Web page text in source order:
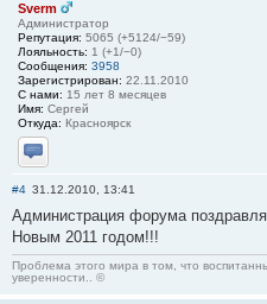
Sverm
Администратор
Репутация: 5065 (+5124/−59)
Лояльность: 1 (+1/−0)
Сообщения: 3958
Зарегистрирован: 22.11.2010
С нами: 15 лет 8 месяцев
Имя: Сергей
Откуда: Красноярск
Отправить личное сообщение
#4 31.12.2010, 13:41
Администрация форума
Новым 2011 годом!!!
Проблема этого мира в том, что
уверенности.. ©